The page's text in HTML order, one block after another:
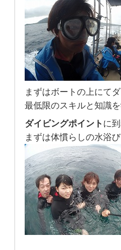
まずはボートの上にて
最低限のスキルと知識
ダイビングポイント に
まずは体慣らしの水浴